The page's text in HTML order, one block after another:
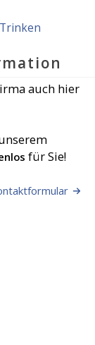
auch hier
für Sie!